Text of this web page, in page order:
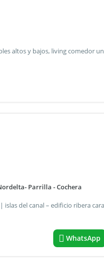
Parrilla - Cochera
WhatsApp